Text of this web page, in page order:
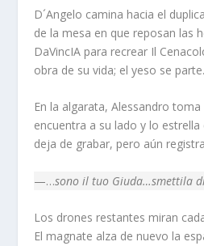
D´Angelo camina hacia el
de la mesa en que reposan las
DaVincIA para recrear Il
obra de su vida; el yeso se parte.
En la algarata, Alessandro
encuentra a su lado y lo
deja de grabar, pero aún
—…sono il tuo Giuda…smettila
Los drones restantes miran
El magnate alza de nuevo la